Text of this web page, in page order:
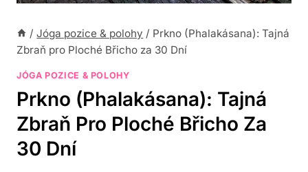
/ Jóga pozice & polohy / Prkno (Phalakásana): Tajná
Zbraň pro Ploché Břicho za 30 Dní
JÓGA POZICE & POLOHY
Prkno (Phalakásana): Tajná
Zbraň Pro Ploché Břicho Za
30 Dní